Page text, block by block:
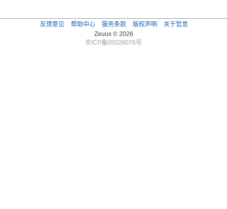
反馈意见 帮助中心 服务条款 版权声明
关于哲思
Zeuux © 2026
京ICP备05028076号